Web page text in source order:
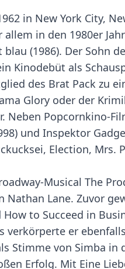
in New York City,
in den 1980er
(1986). Der Sohn
Kinodebüt als
des Brat Pack zu
Glory oder der
Neben Popcornkino-
und Inspektor
Election, Mrs.
Musical The
Lane. Zuvor
to Succeed in
verkörperte er
Stimme von Simba
Erfolg. Mit Eine